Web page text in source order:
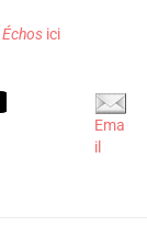
Échos ici
Ema
il